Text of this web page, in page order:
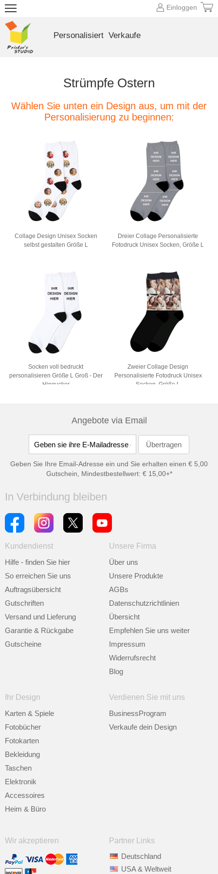
Strümpfe Ostern
Wählen Sie unten ein Design aus, um mit der
Personalisierung zu beginnen:
Collage Design Unisex Socken
selbst gestalten Größe L
Dreier Collage Personalisierte
Fotodruck Unisex Socken, Größe L
Socken voll bedruckt
personalisieren Größe L Groß - Der
Hingucker
Zweier Collage Design
Personalisierte Fotodruck Unisex
Socken, Größe L
Angebote via Email
Geben Sie Ihre Email-Adresse ein und Sie erhalten einen € 5,00
Gutschein, Mindestbestellwert: € 15,00+*
In Verbindung bleiben
Kundendienst
Hilfe - finden Sie hier
So erreichen Sie uns
Auftragsübersicht
Gutschriften
Versand und Lieferung
Garantie & Rückgabe
Gutscheine
Unsere Firma
Über uns
Unsere Produkte
AGBs
Datenschutzrichtlinien
Übersicht
Empfehlen Sie uns weiter
Impressum
Widerrufsrecht
Blog
Ihr Design
Karten & Spiele
Fotobücher
Fotokarten
Bekleidung
Taschen
Elektronik
Accessoires
Heim & Büro
Verdienen Sie mit uns
BusinessProgram
Verkaufe dein Design
Wir akzeptieren
Partner Links
Deutschland
USA & Weltweit
Einloggen
Personalisiert Verkaufe